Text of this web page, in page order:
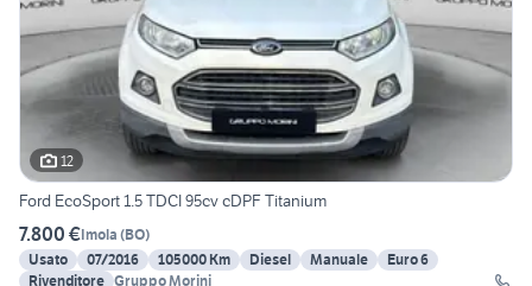
12
Ford EcoSport 1.5 TDCI 95cv cDPF Titanium
7.800 €Imola (BO)
Usato
07/2016 105000 Km Diesel Manuale
Euro 6
Rivenditore Gruppo Morini